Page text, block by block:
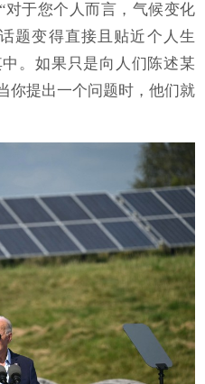
对于您个人而言，气候变化
题变得直接且贴近个人生
。如果只是向人们陈述某
你提出一个问题时，他们就